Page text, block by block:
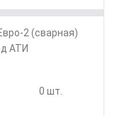
2 (сварная)
АТИ
0 шт.